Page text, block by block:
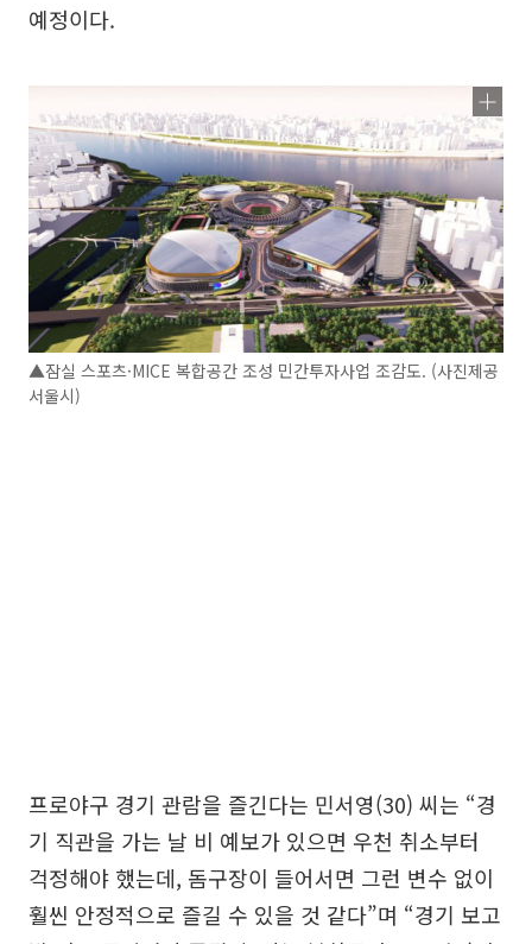
예정이다.
▲잠실 스포츠·MICE 복합공간 조성 민간투자사업 조감도. (사진제공
서울시)
프로야구 경기 관람을 즐긴다는 민서영(30) 씨는 “경
기 직관을 가는 날 비 예보가 있으면 우천 취소부터
걱정해야 했는데, 돔구장이 들어서면 그런 변수 없이
훨씬 안정적으로 즐길 수 있을 것 같다”며 “경기 보고